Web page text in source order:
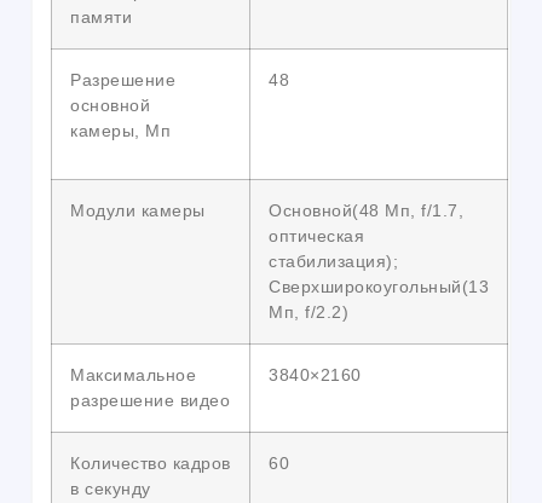
памяти
Разрешение
основной
камеры, Мп
48
Модули камеры
Основной(48 Мп, f/1.7,
оптическая
стабилизация);
Сверхширокоугольный(13
Мп, f/2.2)
Максимальное
разрешение видео
3840×2160
Количество кадров
в секунду
60